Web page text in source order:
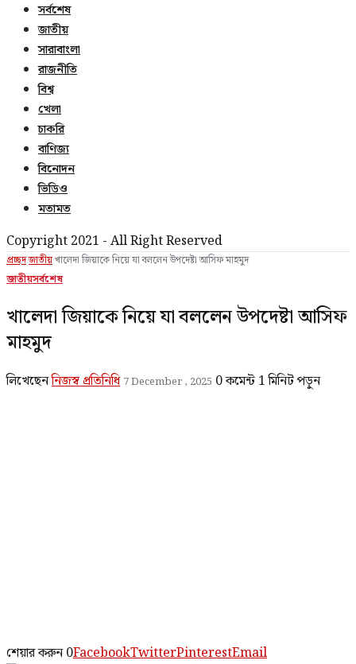
সর্বশেষ
জাতীয়
সারাবাংলা
রাজনীতি
বিশ্ব
খেলা
চাকরি
বাণিজ্য
বিনোদন
ভিডিও
মতামত
Copyright 2021 - All Right Reserved
প্রচ্ছদজাতীয়খালেদা জিয়াকে নিয়ে যা বললেন উপদেষ্টা আসিফ মাহমুদ
জাতীয়সর্বশেষ
খালেদা জিয়াকে নিয়ে যা বললেন উপদেষ্টা আসিফ
মাহমুদ
লিখেছেননিজস্ব প্রতিনিধি 7 December , 2025 0 কমেন্ট 1 মিনিট পড়ুন
শেয়ার করুন 0FacebookTwitterPinterestEmail